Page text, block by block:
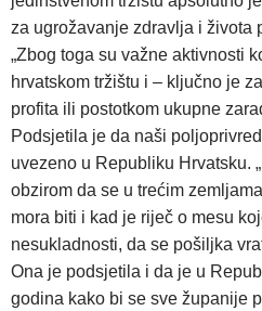
za ugrožavanje zdravlja i života
„Zbog toga su važne aktivnosti
hrvatskom tržištu i – ključno je
profita ili postotkom ukupne
Podsjetila je da naši
uvezeno u Republiku Hrvatsku.
obzirom da se u trećim
mora biti i kad je riječ o mesu
nesukladnosti, da se pošiljka
Ona je podsjetila i da je u
godina kako bi se sve županije